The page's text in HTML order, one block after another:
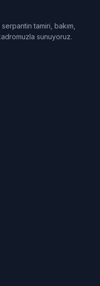
tamiri, bakım,
sunuyoruz.